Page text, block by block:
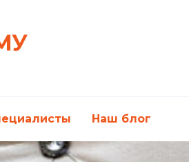
Наш блог